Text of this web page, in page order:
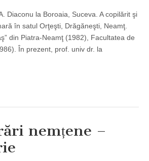
Diaconu la Boroaia, Suceva. A copilărit şi
în satul Orţeşti, Drăgăneşti, Neamţ.
din Piatra-Neamţ (1982), Facultatea de
În prezent, prof. univ dr. la
nemțene –